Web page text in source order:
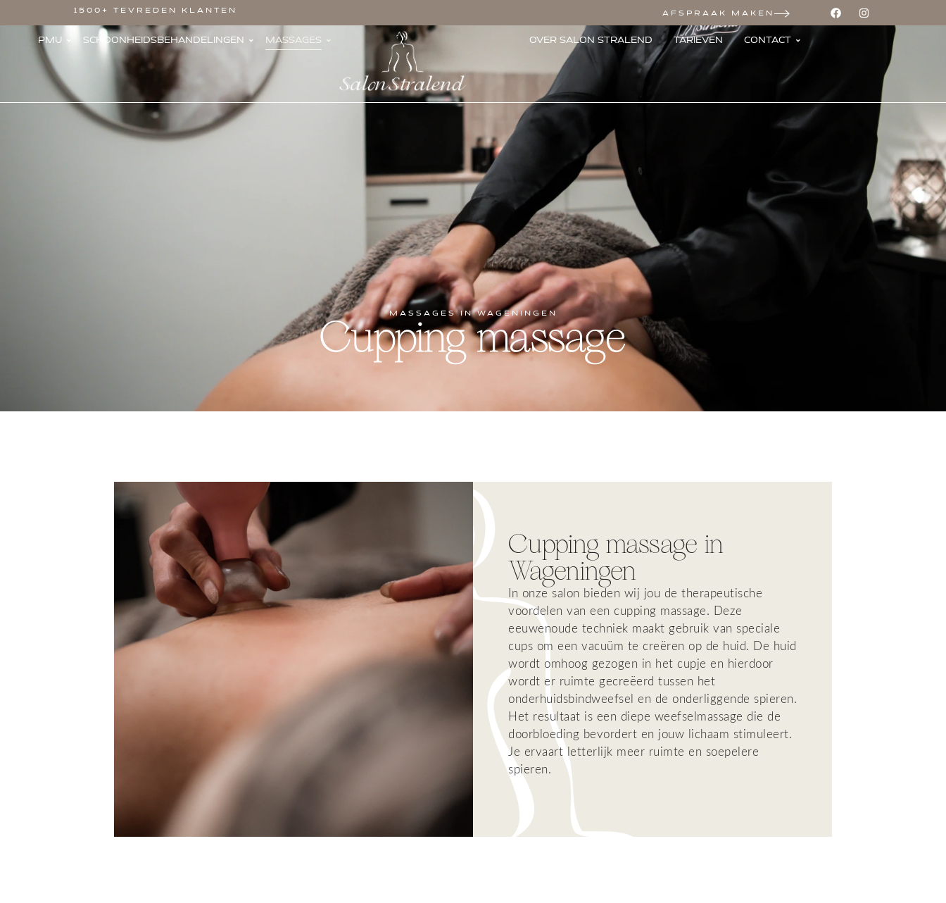
1500+ TEVREDEN KLANTEN AFSPRAAK MAKEN
PMU SCHOONHEIDS­BEHANDELINGEN MASSAGES OVER SALON STRALEND TARIEVEN CONTACT
MASSAGES IN WAGENINGEN
Cupping massage
Cupping massage in
Wageningen
In onze salon bieden wij jou de therapeutische
voordelen van een cupping massage. Deze
eeuwenoude techniek maakt gebruik van speciale
cups om een vacuüm te creëren op de huid.
De huid
wordt omhoog gezogen in het cupje en hierdoor
wordt er ruimte gecreëerd tussen het
onderhuidsbindweefsel
en de onderliggende spieren.
Het resultaat is een diepe weefselmassage die de
doorbloeding bevordert en jouw lichaam stimuleert.
Je ervaart letterlijk meer ruimte en soepelere
spieren.